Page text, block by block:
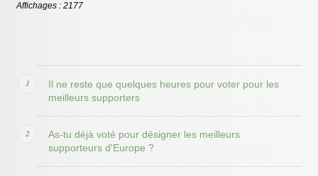
Affichages : 2177
Il ne reste que quelques heures pour voter pour les
meilleurs supporters
As-tu déjà voté pour désigner les meilleurs
supporteurs d'Europe ?